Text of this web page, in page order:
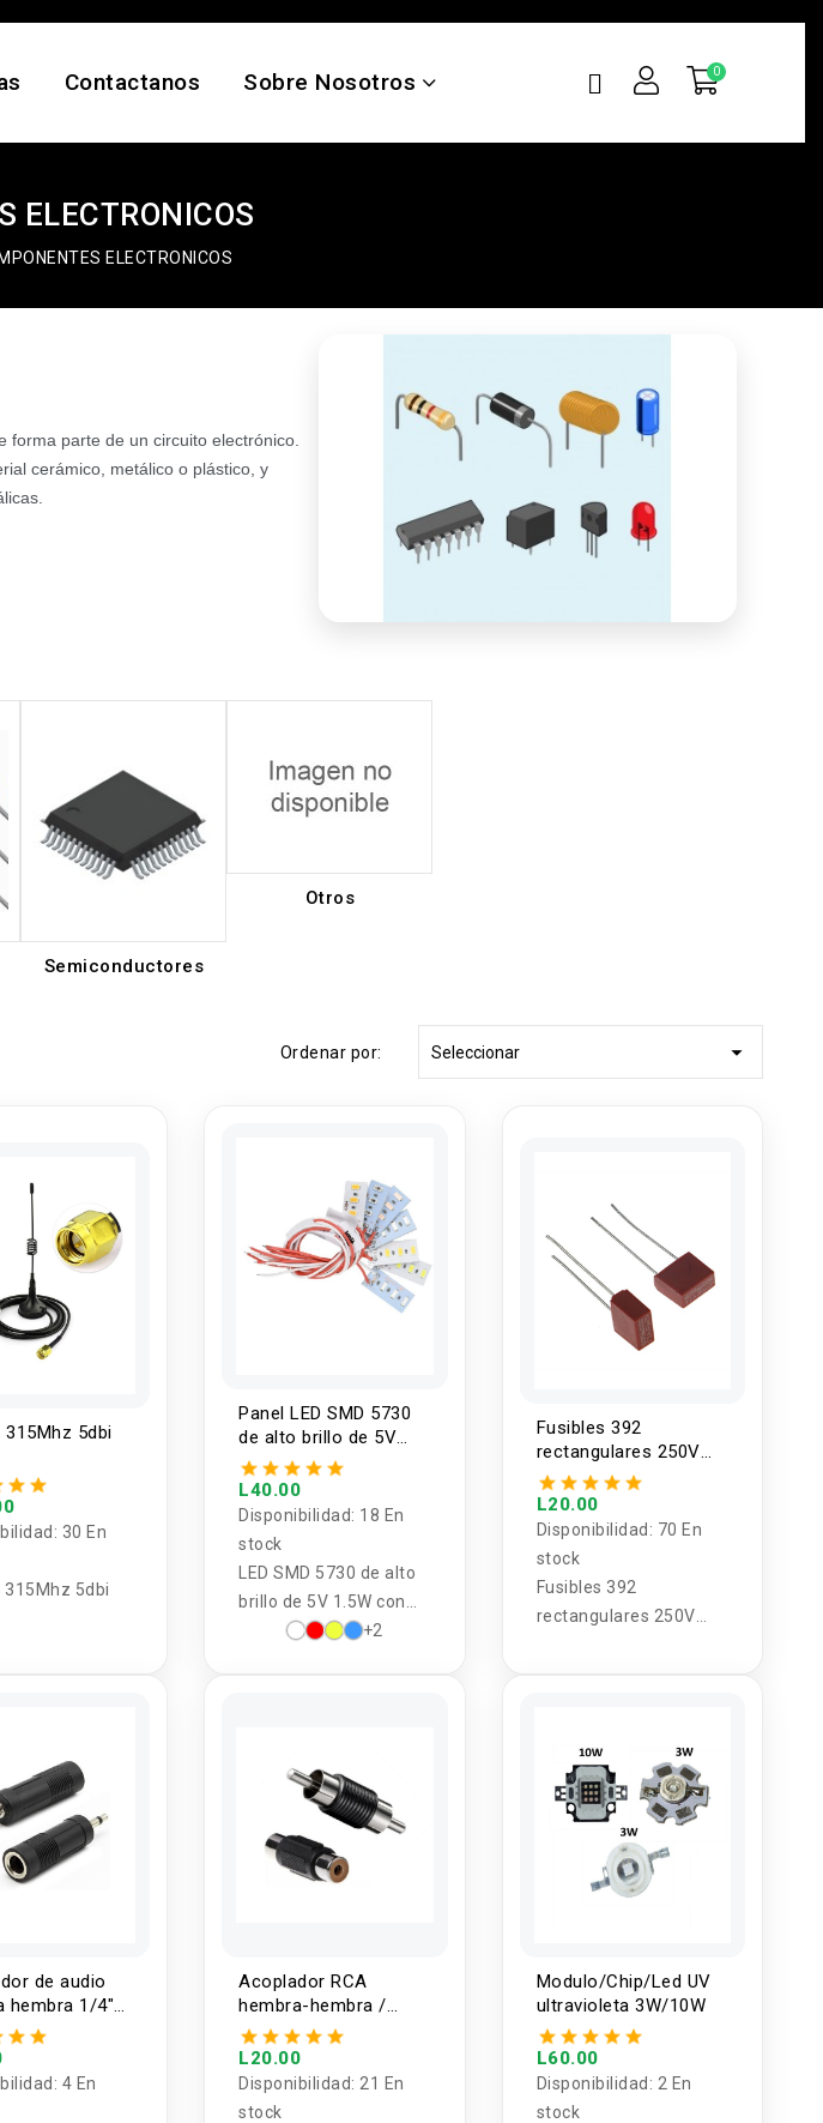
Contactanos Sobre Nosotros
ELECTRONICOS
ELECTRONICOS
forma parte de un circuito electrónico.​
cerámico, metálico o plástico, y
Semiconductores
Otros
Ordenar por: Seleccionar 
315Mhz 5dbi
30 En
5dbi
Panel LED SMD 5730
de alto brillo de 5V
1.5W con cable
L40.00
Disponibilidad: 18 En
stock
LED SMD 5730 de alto
brillo de 5V 1.5W con
+2
Fusibles 392
rectangulares 250V
0.5A - 6.3A
L20.00
Disponibilidad: 70 En
stock
Fusibles 392
rectangulares 250V
de audio
hembra 1/4"
salida
2.5mm
4 En
Acoplador RCA
hembra-hembra /
macho-macho
L20.00
Disponibilidad: 21 En
stock
Modulo/Chip/Led UV
ultravioleta 3W/10W
L60.00
Disponibilidad: 2 En
stock